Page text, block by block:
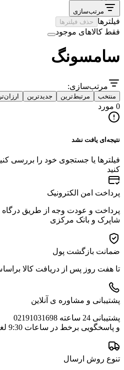
مرتب‌سازی
فیلترها حذف فیلترها
فقط کالاهای موجود
سامسونگ
مرتب‌سازی:
منتخب مرتبط‌ترین جدیدترین
0 مورد
نتیجه‌ای یافت نشد
فیلترها یا جستجوی خود را بررسی
کنید
پرداخت امن الکترونیک
پرداخت و عودت وجه از طریق درگاه
شاپرک و بانک مرکزی
ضمانت بازگشت پول
تا هفت روز پس از دریافت کالا
پشتیبانی و مشاوره ی آنلاین
پشتیبانی 24 ساعته 02191031698
و پاسخگویی برخط در ساعات 9:30 لغایت 22:30
تنوع روش ارسال